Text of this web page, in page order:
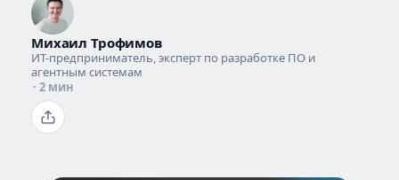
Михаил Трофимов
ИТ-предприниматель, эксперт по разработке ПО и
агентным системам
· 2 мин